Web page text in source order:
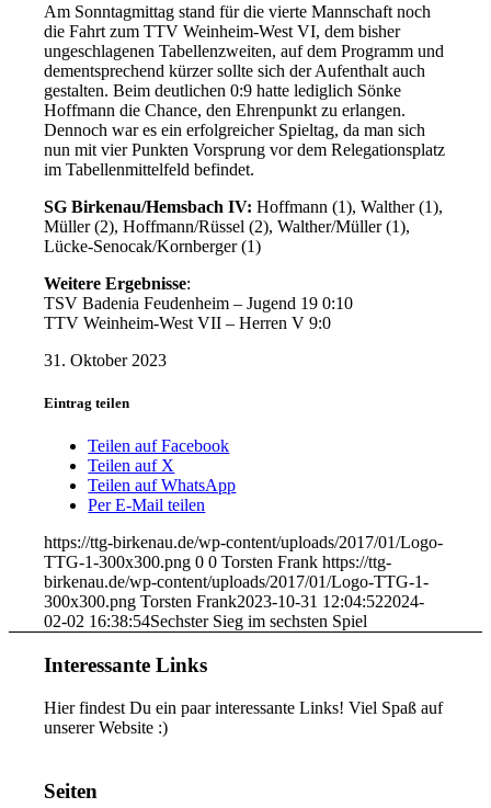
Am Sonntagmittag stand für die vierte Mannschaft noch
die Fahrt zum TTV Weinheim-West VI, dem bisher
ungeschlagenen Tabellenzweiten, auf dem Programm und
dementsprechend kürzer sollte sich der Aufenthalt auch
gestalten. Beim deutlichen 0:9 hatte lediglich Sönke
Hoffmann die Chance, den Ehrenpunkt zu erlangen.
Dennoch war es ein erfolgreicher Spieltag, da man sich
nun mit vier Punkten Vorsprung vor dem Relegationsplatz
im Tabellenmittelfeld befindet.
SG Birkenau/Hemsbach IV:Hoffmann (1), Walther (1),
Müller (2), Hoffmann/Rüssel (2), Walther/Müller (1),
Lücke-Senocak/Kornberger (1)
Weitere Ergebnisse:
TSV Badenia Feudenheim – Jugend 19 0:10
TTV Weinheim-West VII – Herren V 9:0
31. Oktober 2023
Eintrag teilen
Teilen auf Facebook
Teilen auf X
Teilen auf WhatsApp
Per E-Mail teilen
https://ttg-birkenau.de/wp-content/uploads/2017/01/Logo-
TTG-1-300x300.png 0 0 Torsten Frank https://ttg-
birkenau.de/wp-content/uploads/2017/01/Logo-TTG-1-
300x300.png Torsten Frank2023-10-31 12:04:522024-
02-02 16:38:54Sechster Sieg im sechsten Spiel
Interessante Links
Hier findest Du ein paar interessante Links! Viel Spaß auf
unserer Website :)
Seiten